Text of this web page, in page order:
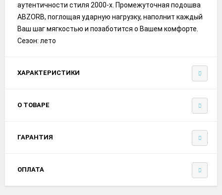
аутентичности стиля 2000-х. Промежуточная подошва
ABZORB, поглощая ударную нагрузку, наполнит каждый
Ваш шаг мягкостью и позаботится о Вашем комфорте.
Сезон: лето
ХАРАКТЕРИСТИКИ
О ТОВАРЕ
ГАРАНТИЯ
ОПЛАТА